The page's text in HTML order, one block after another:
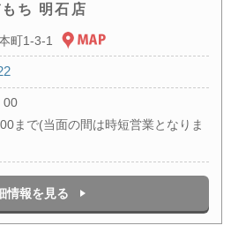
ち 明石店
町1-3-1
00
まで(当面の間は時短営業となりま
情報を見る